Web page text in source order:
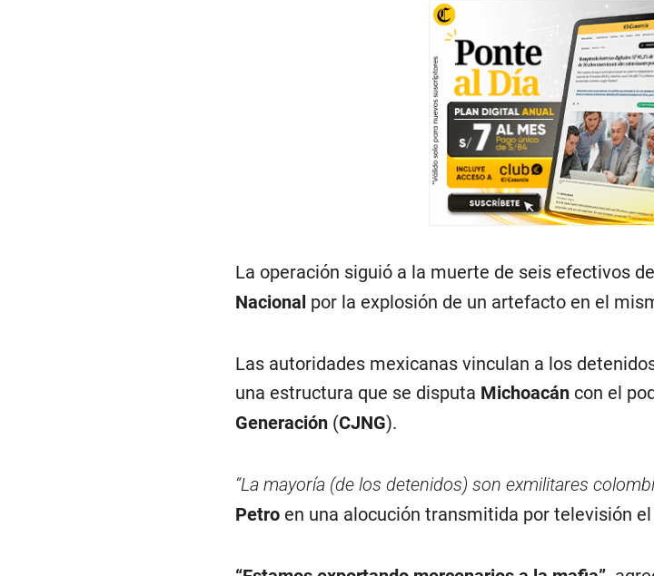
La operación siguió a la muerte de seis efectivos
Nacional por la explosión de un artefacto en el
Las autoridades mexicanas vinculan a los
una estructura que se disputa Michoacán con el
Generación(CJNG).
“La mayoría (de los detenidos) son exmilitares
Petro en una alocución transmitida por televisión